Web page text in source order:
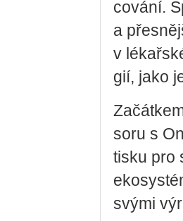
co­vá­ní.
a
v
gií, jako
so­ru s
tisku pro
svými